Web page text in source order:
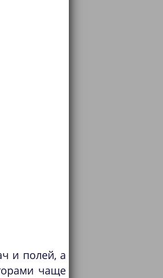
и полей, а
чаще